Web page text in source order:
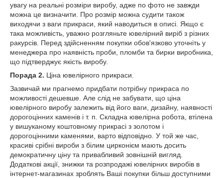
увагу на реальні розміри виробу, адже по фото не завжди
можна це визначити. Про розмір можна судити також
виходячи з ваги прикраси, який наводиться в описі. Якщо є
така можливість, уважно розгляньте ювелірний виріб з різних
ракурсів. Перед здійсненням покупки обов'язково уточніть у
менеджера про наявність проби, пломби та бирки виробника,
що підтверджує якість виробу.
Порада 2. Ціна ювелірного прикраси.
Зазвичай ми прагнемо придбати потрібну прикраса по
можливості дешевше. Але слід не забувати, що ціна
ювелірного виробу залежить від його ваги, дизайну, наявності
дорогоцінних каменів і т. п. Складна ювелірна робота, втілена
у вишуканому коштовному прикрасі з золотом і
дорогоцінними каменями, варто відповідно. У той же час,
красиві срібні вироби з білим цирконієм мають досить
демократичну ціну та привабливий зовнішній вигляд.
Додаткові акції, знижки та розпродажі ювелірних виробів в
інтернет-магазинах зроблять Ваші покупки більш доступними